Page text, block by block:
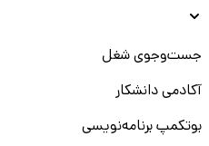
جست‌و‌جوی شغل
آکادمی دانشکار
بوتکمپ برنامه‌نویسی